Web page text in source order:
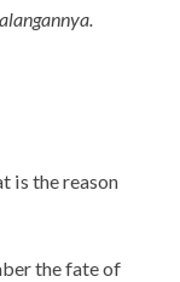
is the reason
the fate of